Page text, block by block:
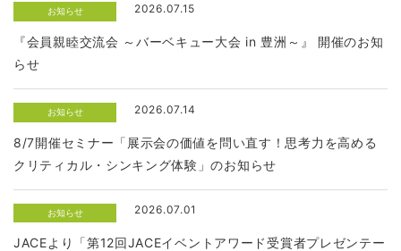
お知らせ 2026.07.15
『会員親睦交流会 ～バーベキュー大会 in 豊洲～』 開催のお知
らせ
お知らせ 2026.07.14
8/7開催セミナー「展示会の価値を問い直す！思考力を高める
クリティカル・シンキング体験」のお知らせ
お知らせ 2026.07.01
JACEより「第12回JACEイベントアワード受賞者プレゼンテー